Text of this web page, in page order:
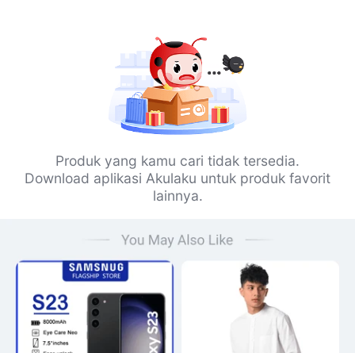
Produk yang kamu cari tidak tersedia.
Download aplikasi Akulaku untuk produk favorit
lainnya.